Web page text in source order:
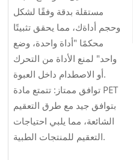
مستقلة بدقة وفقًا لشكل
وحجم أداةك، مما يحقق تثبيتًا
محكمًا "أداة واحدة، وضع
واحد" لمنع الأداة من التحرك
أو الاصطدام داخل العبوة.
توافق ممتاز: تتمتع مادة PET
بتوافق جيد مع طرق التعقيم
الشائعة، مما يلبي احتياجات
التعقيم للمنتجات الطبية.